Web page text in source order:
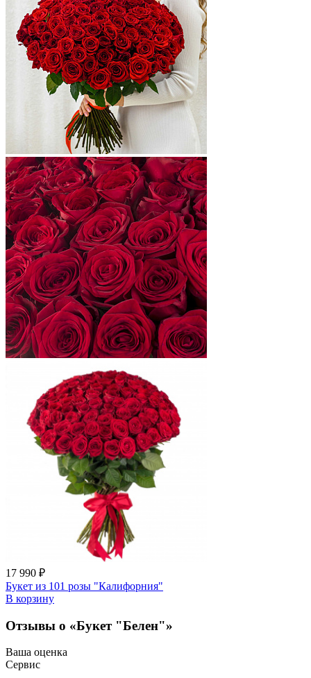
17 990 ₽
Букет из 101 розы "Калифорния"
В корзину
Отзывы о «Букет "Белен"»
Ваша оценка
Сервис